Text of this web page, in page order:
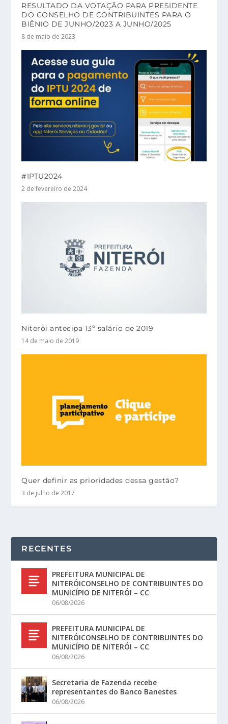
RESULTADO DA VOTAÇÃO PARA PRESIDENTE
DO CONSELHO DE CONTRIBUINTES PARA O
BIÊNIO DE JUNHO/2023 A JUNHO/2025
8 de maio de 2023
#IPTU2024
2 de fevereiro de 2024
Niterói antecipa 13º salário de 2019
14 de maio de 2019
Quer definir as prioridades dessa gestão?
3 de julho de 2017
RECENTES
PREFEITURA MUNICIPAL DE
NITERÓICONSELHO DE CONTRIBUINTES DO
MUNICÍPIO DE NITERÓI – CC
06/08/2026
PREFEITURA MUNICIPAL DE
NITERÓICONSELHO DE CONTRIBUINTES DO
MUNICÍPIO DE NITERÓI – CC
06/08/2026
Secretaria de Fazenda recebe
representantes do Banco Banestes
06/08/2026